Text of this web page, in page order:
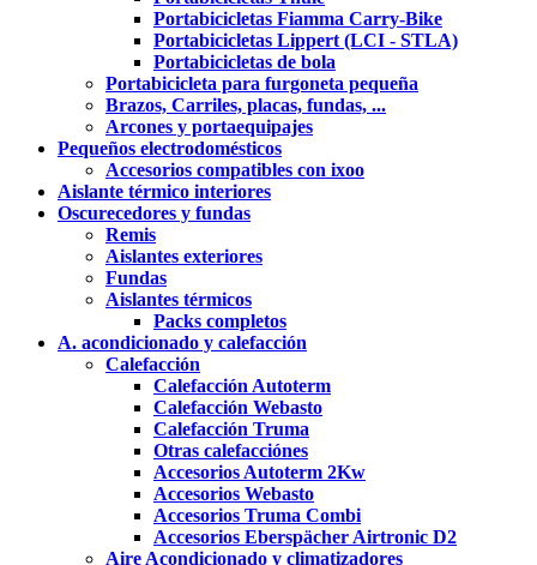
Portabicicletas Fiamma Carry-Bike
Portabicicletas Lippert (LCI - STLA)
Portabicicletas de bola
Portabicicleta para furgoneta pequeña
Brazos, Carriles, placas, fundas, ...
Arcones y portaequipajes
Pequeños electrodomésticos
Accesorios compatibles con ixoo
Aislante térmico interiores
Oscurecedores y fundas
Remis
Aislantes exteriores
Fundas
Aislantes térmicos
Packs completos
A. acondicionado y calefacción
Calefacción
Calefacción Autoterm
Calefacción Webasto
Calefacción Truma
Otras calefacciónes
Accesorios Autoterm 2Kw
Accesorios Webasto
Accesorios Truma Combi
Accesorios Eberspächer Airtronic D2
Aire Acondicionado y climatizadores